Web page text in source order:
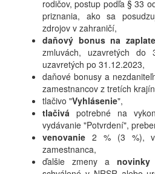
rodičov, postup podľa § 33
priznania, ako sa
zdrojov v zahraničí,
daňový bonus na
zmluvách, uzavretých do
uzavretých po 31.12.2023,
daňové bonusy a
zamestnancov z tretích
tlačivo "Vyhlásenie",
tlačivá potrebné na
vydávanie "Potvrdení",
venovanie 2 % (3 %),
zamestnanca,
ďalšie zmeny a novinky